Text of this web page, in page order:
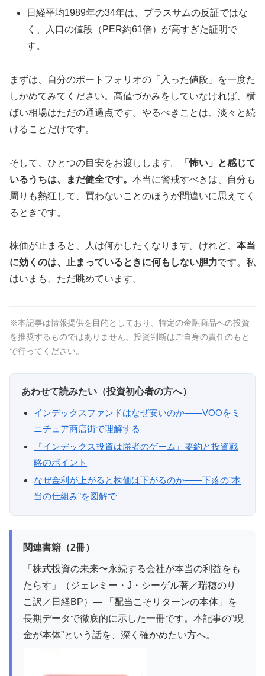
日経平均1989年の34年は、プラスサムの反証ではな
く、入口の値段（PER約61倍）が高すぎた証明で
す。
まずは、自分のポートフォリオの「入った値段」を一度た
しかめてみてください。高値づかみをしていなければ、横
ばい相場はただの通過点です。やるべきことは、淡々と続
けることだけです。
そして、ひとつの目安をお渡しします。
「怖い」と感じて
いるうちは、まだ健全です。 本当に警戒すべきは、自分も
周りも熱狂して、買わないことのほうが間違いに思えてく
るときです。
株価が止まると、人は何かしたくなります。けれど、 本当
に効くのは、止まっているときに何もしない胆力です。私
はいまも、ただ眺めています。
※本記事は情報提供を目的としており、特定の金融商品への投資
を推奨するものではありません。投資判断はご自身の責任のもと
で行ってください。
あわせて読みたい（投資初心者の方へ）
インデックスファンドはなぜ安いのか——VOOをミ
ニチュア商店街で理解する
『インデックス投資は勝者のゲーム』要約と投資戦
略のポイント
なぜ金利が上がると株価は下がるのか——下落の”本
当の仕組み”を図解で
関連書籍（2冊）
「株式投資の未来〜永続する会社が本当の利益をも
たらす」（ジェレミー・J・シーゲル著／瑞穂のり
こ訳／日経BP）— 「配当こそリターンの本体」を
長期データで徹底的に示した一冊です。本記事の”現
金が本体”という話を、深く確かめたい方へ。